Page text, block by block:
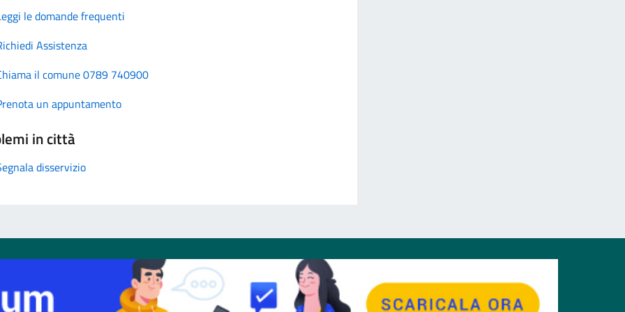
le domande frequenti
Assistenza
il comune 0789 740900
un appuntamento
in città
disservizio